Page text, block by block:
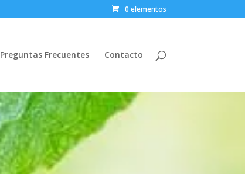
0 elementos
Preguntas Frecuentes Contacto